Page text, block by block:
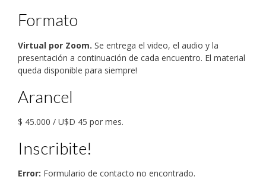
Formato
Virtual por Zoom. Se entrega el video, el audio y la
presentación a continuación de cada encuentro. El material
queda disponible para siempre!
Arancel
$ 45.000 / U$D 45 por mes.
Inscribite!
Error: Formulario de contacto no encontrado.